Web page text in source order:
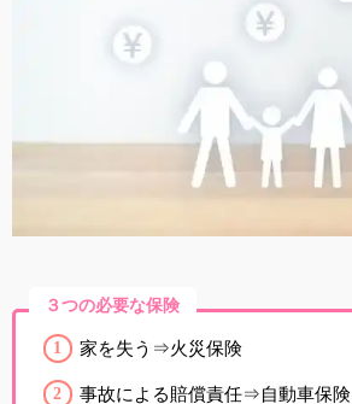
３つの必要な保険
家を失う⇒火災保険
事故による賠償責任⇒自動車保険